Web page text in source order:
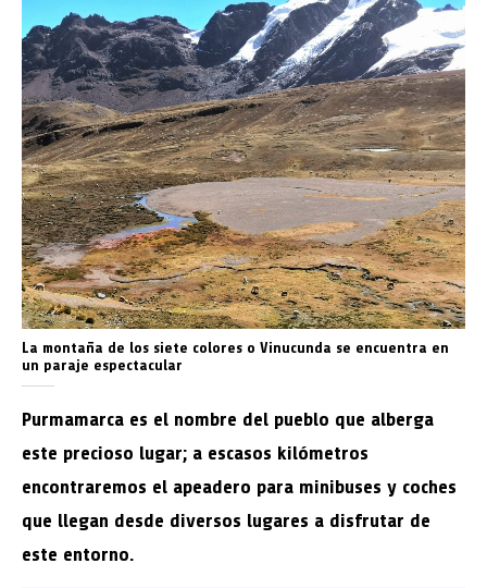
La montaña de los siete colores o Vinucunda se encuentra en
un paraje espectacular
Purmamarca es el nombre del pueblo que alberga
este precioso lugar; a escasos kilómetros
encontraremos el apeadero para minibuses y coches
que llegan desde diversos lugares a disfrutar de
este entorno.